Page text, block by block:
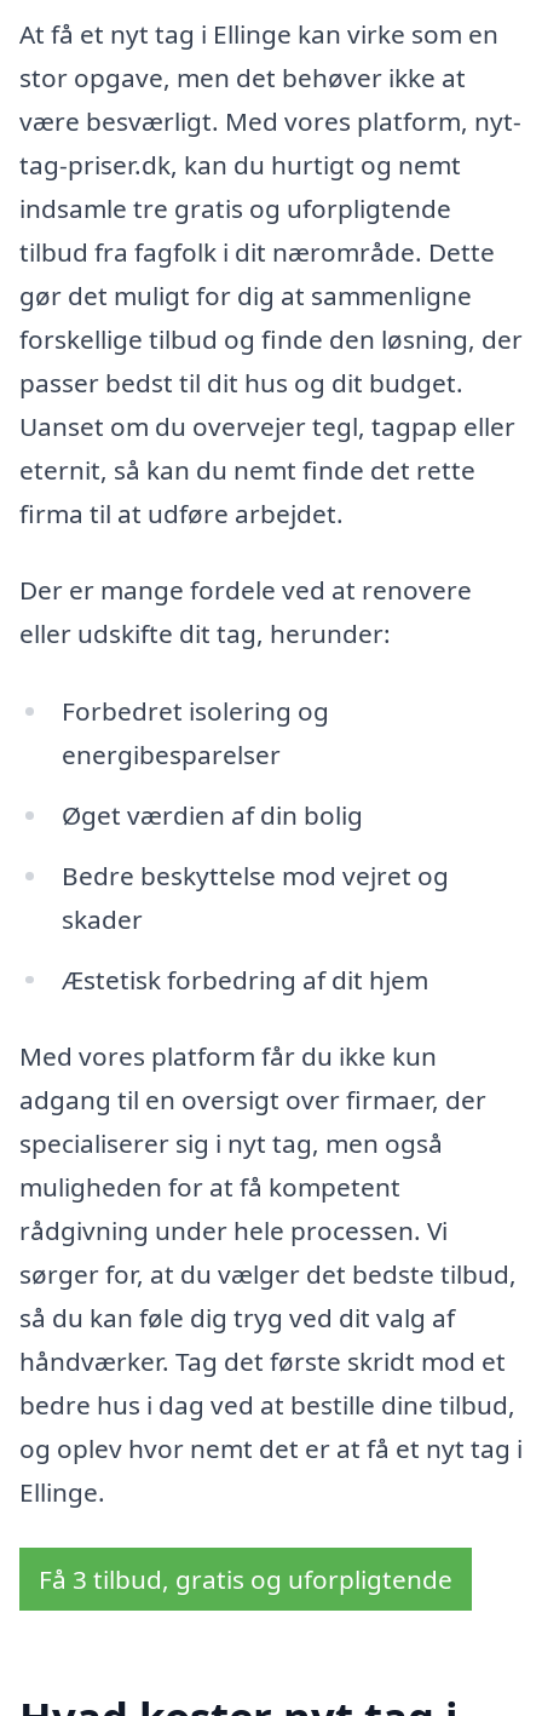
At få et nyt tag i Ellinge kan virke som en
stor opgave, men det behøver ikke at
være besværligt. Med vores platform, nyt-
tag-priser.dk, kan du hurtigt og nemt
indsamle tre gratis og uforpligtende
tilbud fra fagfolk i dit nærområde. Dette
gør det muligt for dig at sammenligne
forskellige tilbud og finde den løsning, der
passer bedst til dit hus og dit budget.
Uanset om du overvejer tegl, tagpap eller
eternit, så kan du nemt finde det rette
firma til at udføre arbejdet.
Der er mange fordele ved at renovere
eller udskifte dit tag, herunder:
Forbedret isolering og
energibesparelser
Øget værdien af din bolig
Bedre beskyttelse mod vejret og
skader
Æstetisk forbedring af dit hjem
Med vores platform får du ikke kun
adgang til en oversigt over firmaer, der
specialiserer sig i nyt tag, men også
muligheden for at få kompetent
rådgivning under hele processen. Vi
sørger for, at du vælger det bedste tilbud,
så du kan føle dig tryg ved dit valg af
håndværker. Tag det første skridt mod et
bedre hus i dag ved at bestille dine tilbud,
og oplev hvor nemt det er at få et nyt tag i
Ellinge.
Få 3 tilbud, gratis og uforpligtende